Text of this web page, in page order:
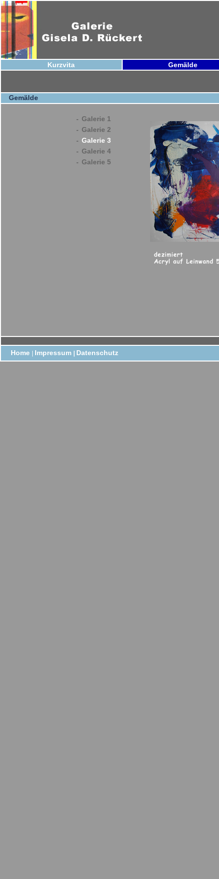
Kurzvita Gemälde
Gemälde
- Galerie 1
- Galerie 2
- Galerie 3
- Galerie 4
- Galerie 5
Home Impressum Datenschutz